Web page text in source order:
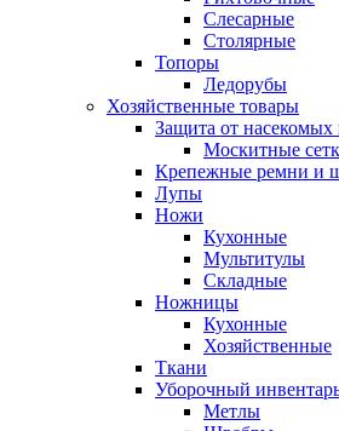
Слесарные
Столярные
Топоры
Ледорубы
Хозяйственные товары
Защита от насекомых
Москитные
Крепежные ремни и
Лупы
Ножи
Кухонные
Мультитулы
Складные
Ножницы
Кухонные
Хозяйственные
Ткани
Уборочный
Метлы